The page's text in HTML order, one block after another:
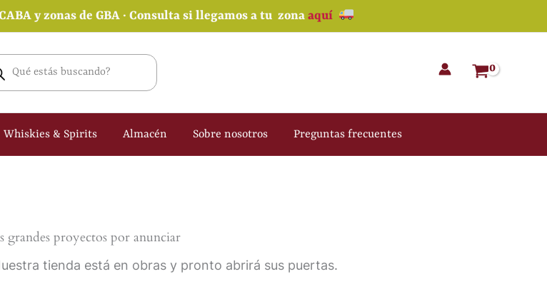
y zonas de GBA · Consulta si llegamos a tu zona aquí
Whiskies & Spirits Almacén Sobre nosotros Preguntas frecuentes
grandes proyectos por anunciar
tienda está en obras y pronto abrirá sus puertas.